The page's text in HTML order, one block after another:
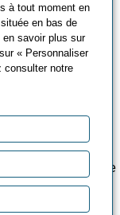
des entreprises
expérimenté.
professionnel
du territoire
issus de
à tout moment en
en bas de
savoir plus sur
« Personnaliser
consulter notre